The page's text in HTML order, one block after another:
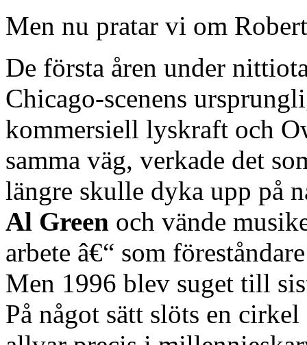
Men nu pratar vi om
De första åren under
Chicago-scenens
kommersiell lyskraft och
samma väg, verkade det
längre skulle dyka upp på
Al Green och vände
arbete â€“ som
Men 1996 blev suget till
På något sätt slöts en